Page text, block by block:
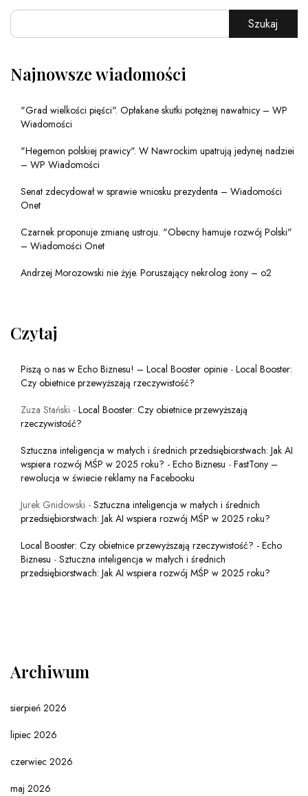
Szukaj
Najnowsze wiadomości
"Grad wielkości pięści". Opłakane skutki potężnej nawałnicy – WP
Wiadomości
"Hegemon polskiej prawicy". W Nawrockim upatrują jedynej nadziei
– WP Wiadomości
Senat zdecydował w sprawie wniosku prezydenta – Wiadomości
Onet
Czarnek proponuje zmianę ustroju. "Obecny hamuje rozwój Polski"
– Wiadomości Onet
Andrzej Morozowski nie żyje. Poruszający nekrolog żony – o2
Czytaj
Piszą o nas w Echo Biznesu! – Local Booster opinie - Local Booster:
Czy obietnice przewyższają rzeczywistość?
Zuza Stański - Local Booster: Czy obietnice przewyższają
rzeczywistość?
Sztuczna inteligencja w małych i średnich przedsiębiorstwach: Jak AI
wspiera rozwój MŚP w 2025 roku? - Echo Biznesu - FastTony –
rewolucja w świecie reklamy na Facebooku
Jurek Gnidowski - Sztuczna inteligencja w małych i średnich
przedsiębiorstwach: Jak AI wspiera rozwój MŚP w 2025 roku?
Local Booster: Czy obietnice przewyższają rzeczywistość? - Echo
Biznesu - Sztuczna inteligencja w małych i średnich
przedsiębiorstwach: Jak AI wspiera rozwój MŚP w 2025 roku?
Archiwum
sierpień 2026
lipiec 2026
czerwiec 2026
maj 2026